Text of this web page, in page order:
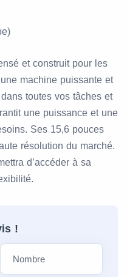
et construit pour les
machine puissante et
toutes vos tâches et
une puissance et une
Ses 15,6 pouces
résolution du marché.
d’accéder à sa
!